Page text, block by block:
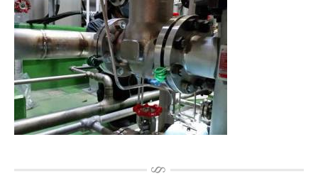
その他、製作・補修工事
アルミTIG溶接動画
開先加工機 RIDGID社製B-500
100A〜無制限 t12.7までと広範囲 動画
従業員資格取得状況
設備環境
お問い合わせ